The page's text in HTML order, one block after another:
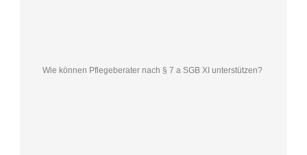
Wie können Pflegeberater nach § 7 a SGB XI unterstützen?